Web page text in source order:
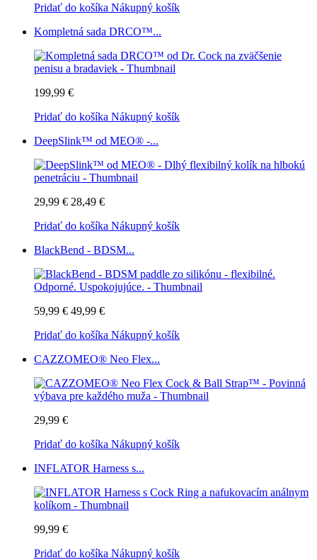
Pridať do košíka Nákupný košík
Kompletná sada DRCO™...
199,99 €
Pridať do košíka Nákupný košík
DeepSlink™ od MEO® -...
29,99 € 28,49 €
Pridať do košíka Nákupný košík
BlackBend - BDSM...
59,99 € 49,99 €
Pridať do košíka Nákupný košík
CAZZOMEO® Neo Flex...
29,99 €
Pridať do košíka Nákupný košík
INFLATOR Harness s...
99,99 €
Pridať do košíka Nákupný košík